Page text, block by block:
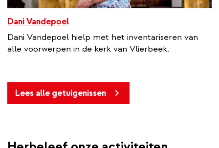
Dani Vandepoel
Dani Vandepoel hielp met het inventariseren van
alle voorwerpen in de kerk van Vlierbeek.
Lees alle getuigenissen